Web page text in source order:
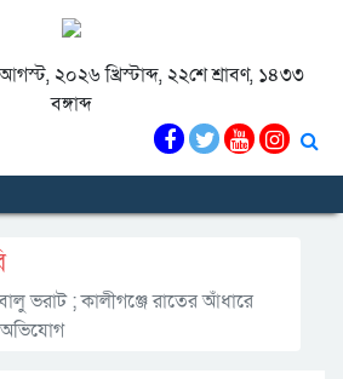
২০২৬ খ্রিস্টাব্দ, ২২শে শ্রাবণ, ১৪৩৩
বঙ্গাব্দ
ভরাট ; কালীগঞ্জে রাতের আঁধারে